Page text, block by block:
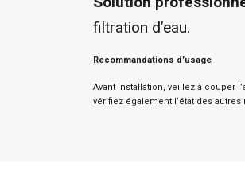
filtration d’eau.
Recommandations d’usage
Avant installation, veillez à couper
vérifiez également l’état des